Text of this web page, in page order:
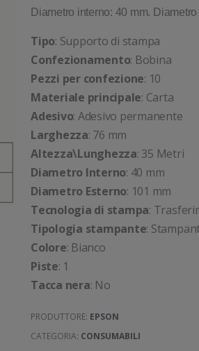
Diametro interno: 40 mm.
Tipo: Supporto di stampa
Confezionamento: Bobina
Pezzi per confezione: 10
Materiale principale: Carta
Adesivo: Adesivo permanente
Larghezza: 76 mm
Altezza\Lunghezza: 35 Metri
Diametro Interno: 40 mm
Diametro Esterno: 101 mm
Tecnologia di stampa:
Tipologia stampante:
Colore: Bianco
Piste: 1
Tacca nera: No
PRODUTTORE: EPSON
CATEGORIA: CONSUMABILI